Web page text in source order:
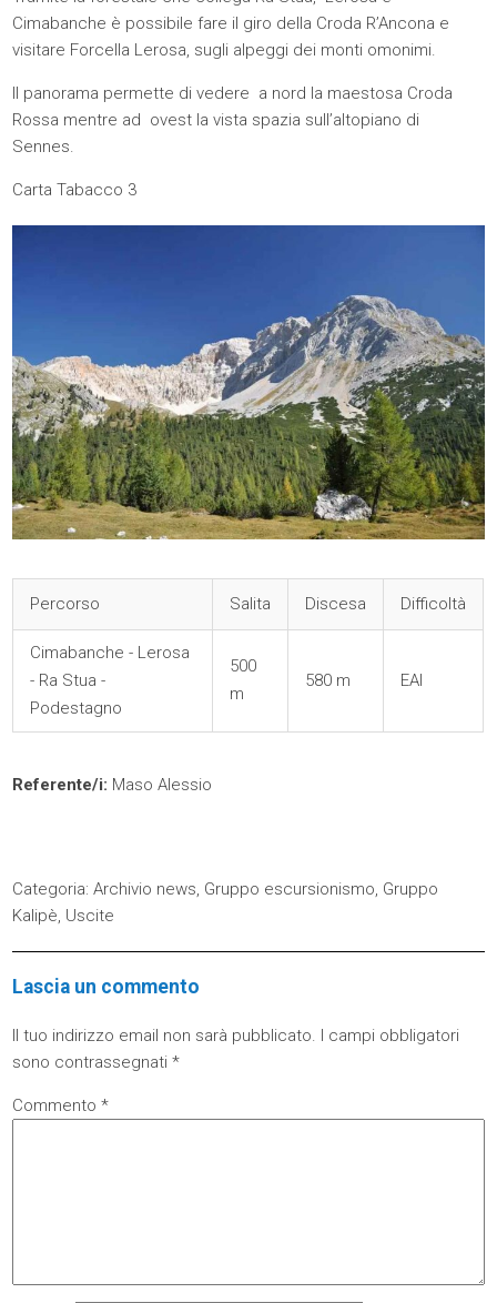
Cimabanche è possibile fare il giro della Croda R’Ancona e
visitare Forcella Lerosa, sugli alpeggi dei monti omonimi.
Il panorama permette di vedere a nord la maestosa Croda
Rossa mentre ad ovest la vista spazia sull’altopiano di
Sennes.
Carta Tabacco 3
Percorso Salita Discesa Difficoltà
Cimabanche - Lerosa
- Ra Stua -
Podestagno
500
m
580 m EAI
Referente/i: Maso Alessio
Categoria:Archivio news, Gruppo escursionismo, Gruppo
Kalipè, Uscite
Lascia un commento
Il tuo indirizzo email non sarà pubblicato. I campi obbligatori
sono contrassegnati*
Commento*